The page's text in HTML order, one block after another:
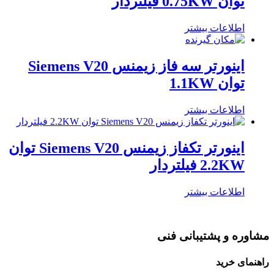
اطلاعات بیشتر
اینورتر سه فاز زیمنس Siemens V20
توان 1.1KW
اطلاعات بیشتر
اینورتر تکفاز زیمنس Siemens V20 توان
2.2KW فیلتردار
اطلاعات بیشتر
مشاوره و پشتیبانی فنی
راهنمای خرید